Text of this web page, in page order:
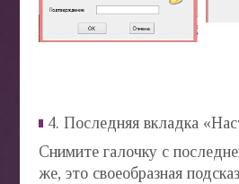
4. Последняя вкладка
Снимите галочку с
же, это своеобразная